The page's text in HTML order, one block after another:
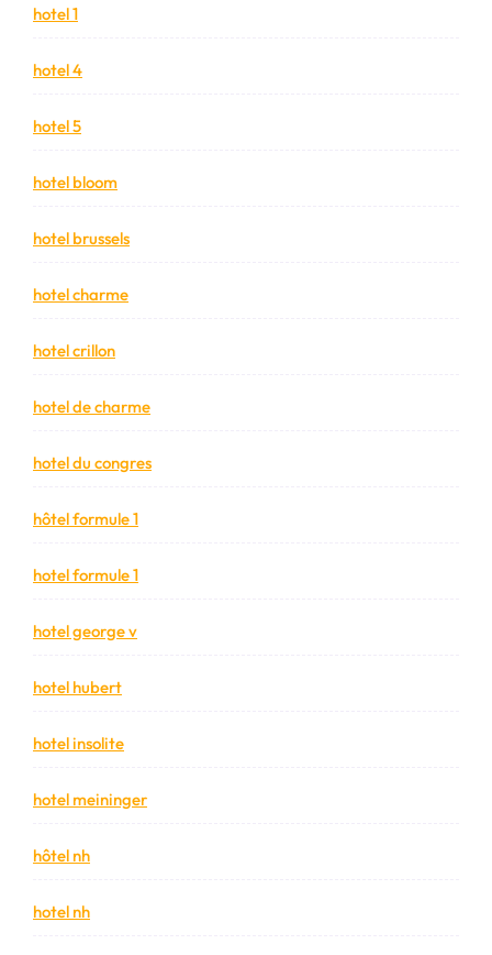
hotel 1
hotel 4
hotel 5
hotel bloom
hotel brussels
hotel charme
hotel crillon
hotel de charme
hotel du congres
hôtel formule 1
hotel formule 1
hotel george v
hotel hubert
hotel insolite
hotel meininger
hôtel nh
hotel nh